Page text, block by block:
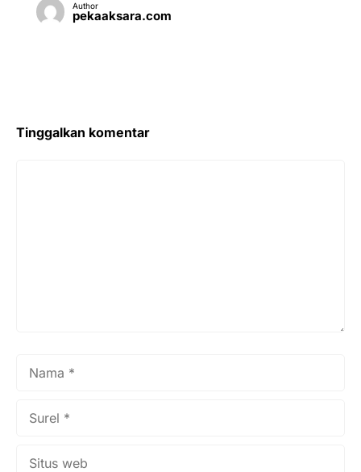
Author
pekaaksara.com
Tinggalkan komentar